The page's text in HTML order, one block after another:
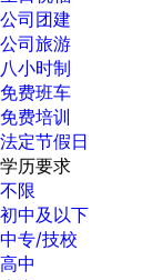
公司团建
公司旅游
八小时制
免费班车
免费培训
法定节假日
学历要求
不限
初中及以下
中专/技校
高中